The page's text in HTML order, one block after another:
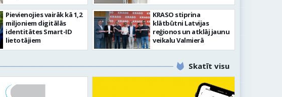
Pievienojies vairāk kā 1,2
miljoniem digitālās
identitātes Smart-ID
lietotājiem
KRASO stiprina
klātbūtni Latvijas
reģionos un atklāj jaunu
veikalu Valmierā
Skatīt visu